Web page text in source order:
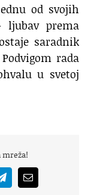
od svojih
ljubav prema
saradnik
rada
u svetoj
mreža!
TelegramEmail